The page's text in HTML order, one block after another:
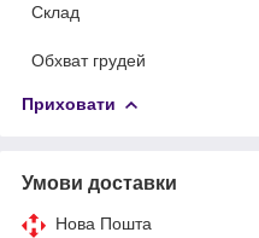
Склад
Обхват грудей
Приховати
Умови доставки
Нова Пошта